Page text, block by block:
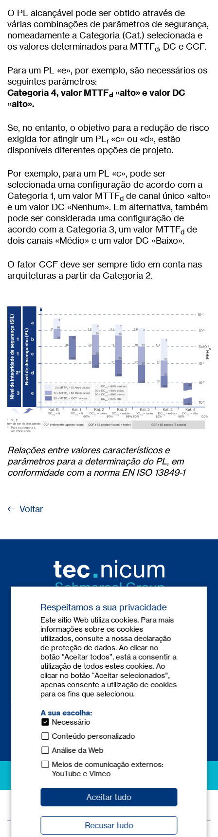
O PL alcançável pode ser obtido através de
várias combinações de parâmetros de segurança,
nomeadamente a Categoria (Cat.) selecionada e
os valores determinados para MTTFd, DC e CCF.
Para um PL «e», por exemplo, são necessários os
seguintes parâmetros:
Categoria 4, valor MTTFd «alto» e valor DC
«alto».
Se, no entanto, o objetivo para a redução de risco
exigida for atingir um PL r «c» ou «d», estão
disponíveis diferentes opções de projeto.
Por exemplo, para um PL «c», pode ser
selecionada uma configuração de acordo com a
Categoria 1, um valor MTTFd de canal único «alto»
e um valor DC «Nenhum». Em alternativa, também
pode ser considerada uma configuração de
acordo com a Categoria 3, um valor MTTFd de
dois canais «Médio» e um valor DC «Baixo».
O fator CCF deve ser sempre tido em conta nas
arquiteturas a partir da Categoria 2.
Relações entre valores característicos e
parâmetros para a determinação do PL, em
conformidade com a norma EN ISO 13849-1
Voltar
Contacto
+351 308 801 149(Portugal)
info-pt@tecnicum.com
+34 935 958 199 (Barcelona)
+34 944 771 732(Bilbao)
+34 960 661 274 (Valencia)
+34 917 378 464(Madrid)
excellence in safety
© 2026 tec.nicum
Aviso legal
Respeitamos a sua privacidade
Este sítio Web utiliza cookies. Para mais
informações sobre os cookies
utilizados, consulte a nossa declaração
de proteção de dados. Ao clicar no
botão “Aceitar todos”, está a consentir a
utilização de todos estes cookies. Ao
clicar no botão “Aceitar selecionados”,
apenas consente a utilização de cookies
para os fins que selecionou.
A sua escolha:
Necessário
Conteúdo personalizado
Análise da Web
Meios de comunicação externos:
YouTube e Vimeo
Aceitar tudo
Recusar tudo